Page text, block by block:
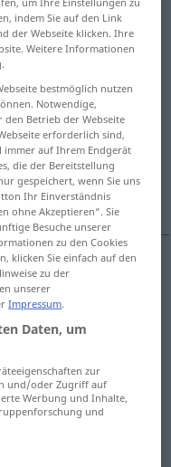
antippen)
tricky
etc
etc
etc
etc
indem Sie auf den Link
der Webseite klicken. Ihre
Weitere Informationen
bestmöglich nutzen
Notwendige,
Betrieb der Webseite
erforderlich sind,
immer auf Ihrem Endgerät
die der Bereitstellung
gespeichert, wenn Sie uns
Ihr Einverständnis
ohne Akzeptieren“. Sie
Besuche unserer
zu den Cookies
klicken Sie einfach auf den
zu der
unserer
Impressum.
Daten, um
zur
und/oder Zugriff auf
Werbung und Inhalte,
und